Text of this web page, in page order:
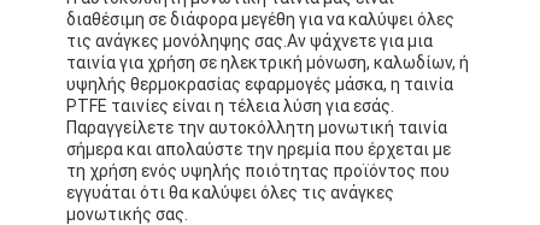
διαθέσιμη σε διάφορα μεγέθη για να καλύψει όλες
τις ανάγκες μονόληψης σας.Αν ψάχνετε για μια
ταινία για χρήση σε ηλεκτρική μόνωση, καλωδίων, ή
υψηλής θερμοκρασίας εφαρμογές μάσκα, η ταινία
PTFE ταινίες είναι η τέλεια λύση για εσάς.
Παραγγείλετε την αυτοκόλλητη μονωτική ταινία
σήμερα και απολαύστε την ηρεμία που έρχεται με
τη χρήση ενός υψηλής ποιότητας προϊόντος που
εγγυάται ότι θα καλύψει όλες τις ανάγκες
μονωτικής σας.